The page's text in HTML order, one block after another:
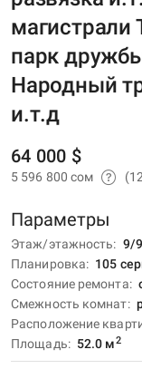
магистрали
парк
Народный
и.т.д
64 000 $
5 596 800 сом
Параметры
Этаж/этажность
9/9
Планировка
105
Состояние ремонта
Смежность комнат
Расположение
Площадь
52.0 м2